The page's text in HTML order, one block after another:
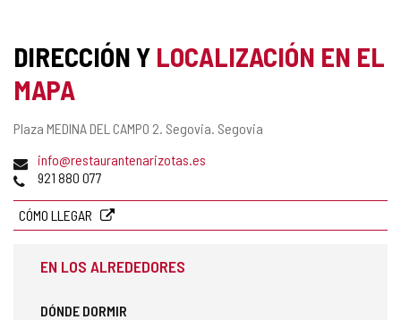
DIRECCIÓN Y LOCALIZACIÓN EN EL
MAPA
Dirección
Plaza MEDINA DEL CAMPO 2. Segovia. Segovia
Dirección
de
electrónico
info@restaurantenarizotas.es
Teléfonos
921 880 077
CÓMO LLEGAR
EN LOS ALREDEDORES
DÓNDE DORMIR